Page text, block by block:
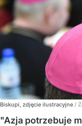
Biskupi, zdjęcie ilustracyjne /
"Azja potrzebuje